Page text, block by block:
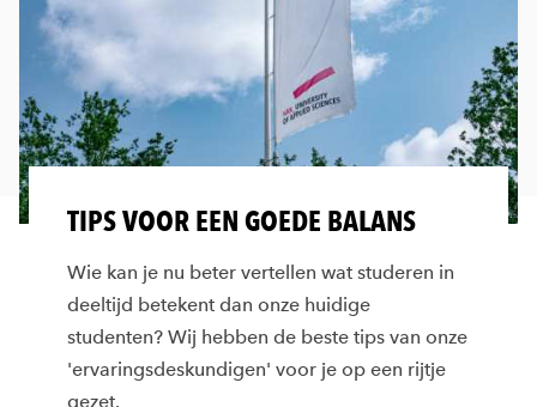
TIPS VOOR EEN GOEDE BALANS
Wie kan je nu beter vertellen wat studeren in
deeltijd betekent dan onze huidige
studenten? Wij hebben de beste tips van onze
'ervaringsdeskundigen' voor je op een rijtje
gezet.